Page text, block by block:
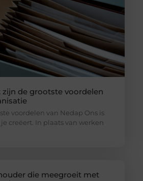
zijn de grootste voordelen
voordelen van Nedap Ons is
creëert. In plaats van werken
die meegroeit met